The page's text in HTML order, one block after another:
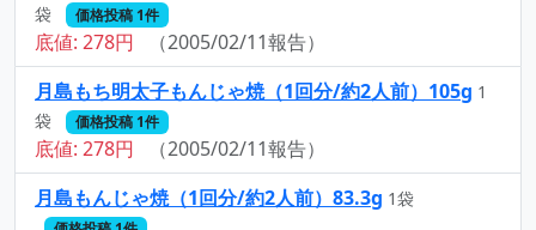
袋
価格投稿 1件
底値: 278円
（2005/02/11報告）
月島もち明太子もんじゃ焼（1回分/約2人前）105g 1
袋
価格投稿 1件
底値: 278円
（2005/02/11報告）
月島もんじゃ焼（1回分/約2人前）83.3g 1袋